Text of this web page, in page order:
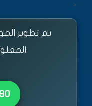
<
تم تطوير